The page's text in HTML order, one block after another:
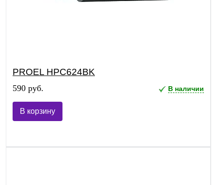
PROEL HPC624BK
590 руб. В наличии
В корзину